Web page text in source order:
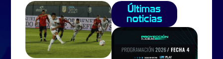
Últimas
noticias